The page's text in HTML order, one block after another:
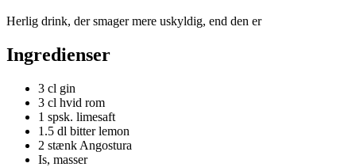
Herlig drink, der smager mere uskyldig, end den er
Ingredienser
3 cl gin
3 cl hvid rom
1 spsk. limesaft
1.5 dl bitter lemon
2 stænk Angostura
Is, masser